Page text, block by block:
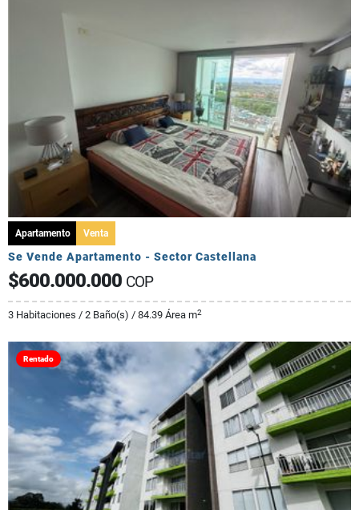
Apartamento Venta
Se Vende Apartamento - Sector Castellana
$600.000.000 COP
3 Habitaciones / 2 Baño(s) / 84.39 Área m2
Rentado